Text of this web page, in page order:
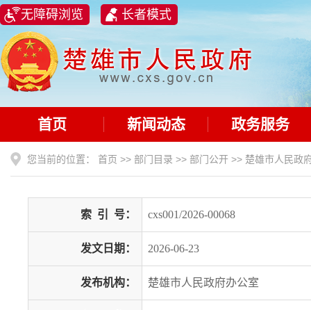
无障碍浏览 长者模式
首页 新闻动态 政务服务
您当前的位置： 首页 >> 部门目录 >> 部门公开 >> 楚雄市人民政
索 引 号： cxs001/2026-00068
发文日期： 2026-06-23
发布机构： 楚雄市人民政府办公室